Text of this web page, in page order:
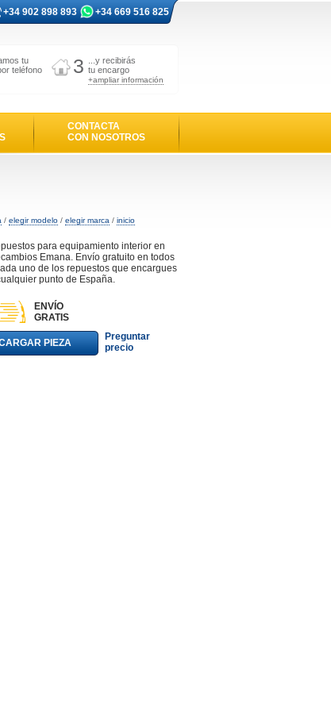
+34 902 898 893 +34 669 516 825
tu
teléfono
3
...y recibirás
tu encargo
+ampliar información
CONTACTA
CON NOSOTROS
/ elegir modelo / elegir marca / inicio
para equipamiento interior en
Emana. Envío gratuito en todos
uno de los repuestos que encargues
punto de España.
ENVÍO
GRATIS
PIEZA
Preguntar
precio